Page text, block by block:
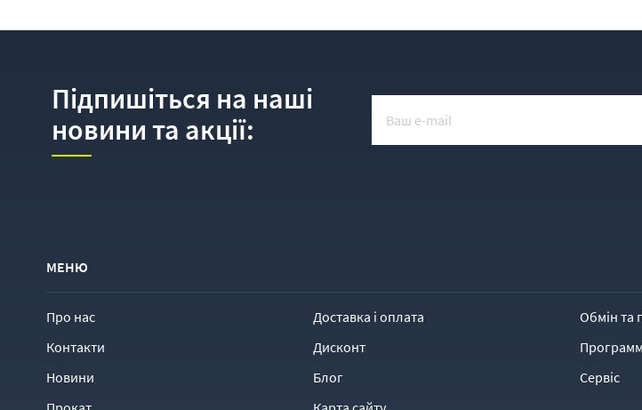
Підпишіться на наші
новини та акції:
МЕНЮ
Про нас Доставка і оплата
Обмін та
Контакти
Дисконт
Новини
Блог
Сервіс